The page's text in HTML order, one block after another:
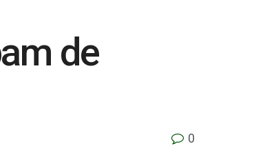
de
0